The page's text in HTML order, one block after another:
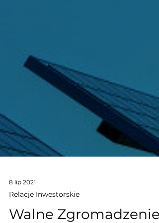
8 lip 2021
Relacje Inwestorskie